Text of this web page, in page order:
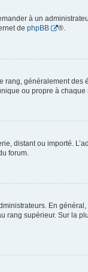
à un
de phpBB ®.
rang, généralement des
ou propre à chaque
distant ou importé.
forum.
En
rang supérieur. Sur la